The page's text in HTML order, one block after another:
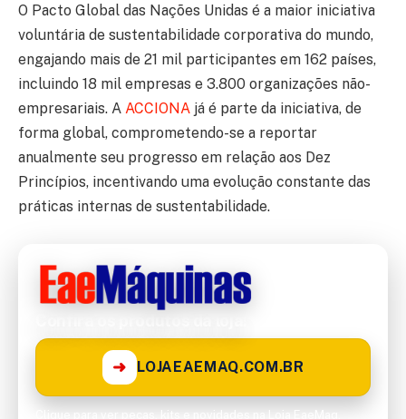
O Pacto Global das Nações Unidas é a maior iniciativa
voluntária de sustentabilidade corporativa do mundo,
engajando mais de 21 mil participantes em 162 países,
incluindo 18 mil empresas e 3.800 organizações não-
empresariais. A ACCIONA já é parte da iniciativa, de
forma global, comprometendo-se a reportar
anualmente seu progresso em relação aos Dez
Princípios, incentivando uma evolução constante das
práticas internas de sustentabilidade.
➜ LOJAEAEMAQ.COM.BR